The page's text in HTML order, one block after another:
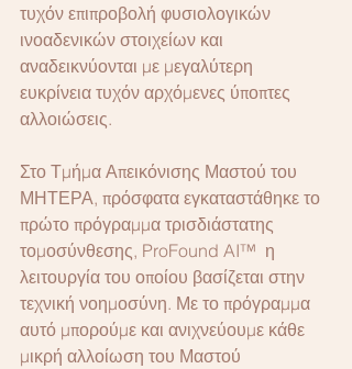
τυχόν επιπροβολή φυσιολογικών
ινοαδενικών στοιχείων και
αναδεικνύονται με μεγαλύτερη
ευκρίνεια τυχόν αρχόμενες ύποπτες
αλλοιώσεις.
Στο Τμήμα Απεικόνισης Μαστού του
ΜΗΤΕΡΑ, πρόσφατα εγκαταστάθηκε το
πρώτο πρόγραμμα τρισδιάστατης
τομοσύνθεσης, ProFound AI™  η
λειτουργία του οποίου βασίζεται στην
τεχνική νοημοσύνη. Με το πρόγραμμα
αυτό μπορούμε και ανιχνεύουμε κάθε
μικρή αλλοίωση του Μαστού